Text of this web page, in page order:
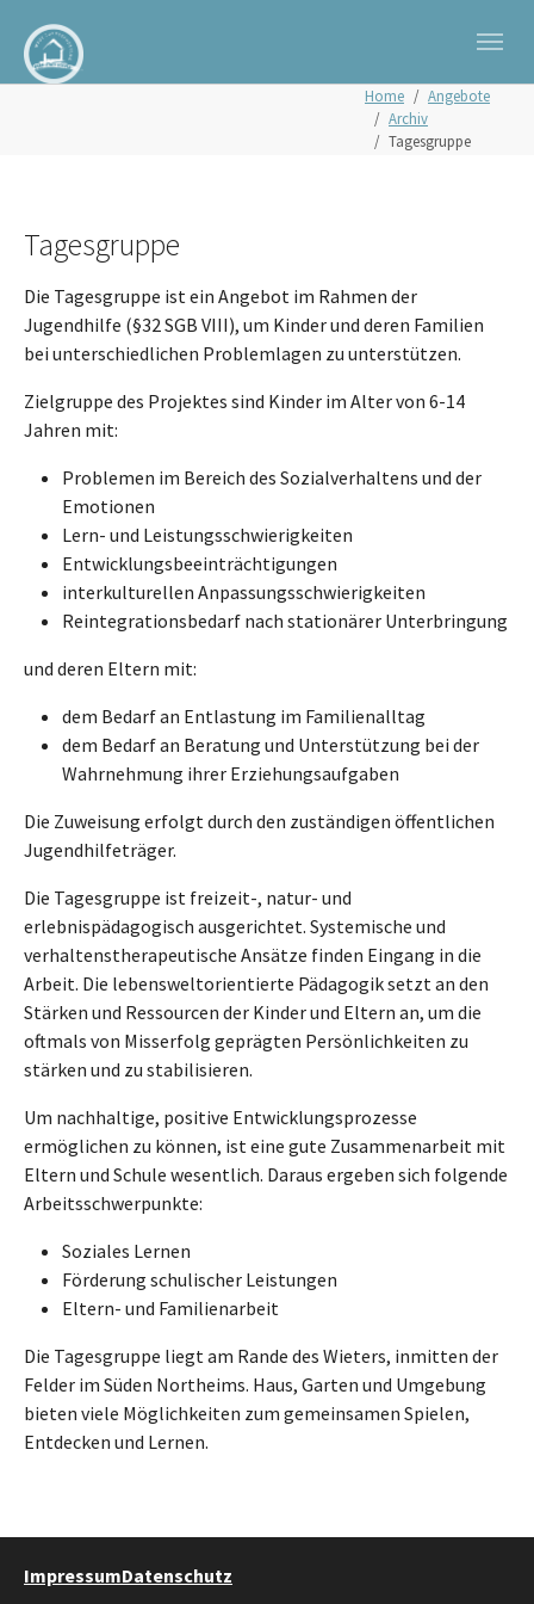
Home
Angebote
Archiv
Tagesgruppe
Tagesgruppe
Die Tagesgruppe ist ein Angebot im Rahmen der
Jugendhilfe (§32 SGB VIII), um Kinder und deren Familien
bei unterschiedlichen Problemlagen zu unterstützen.
Zielgruppe des Projektes sind Kinder im Alter von 6-14
Jahren mit:
Problemen im Bereich des Sozialverhaltens und der
Emotionen
Lern- und Leistungsschwierigkeiten
Entwicklungsbeeinträchtigungen
interkulturellen Anpassungsschwierigkeiten
Reintegrationsbedarf nach stationärer Unterbringung
und deren Eltern mit:
dem Bedarf an Entlastung im Familienalltag
dem Bedarf an Beratung und Unterstützung bei der
Wahrnehmung ihrer Erziehungsaufgaben
Die Zuweisung erfolgt durch den zuständigen öffentlichen
Jugendhilfeträger.
Die Tagesgruppe ist freizeit-, natur- und
erlebnispädagogisch ausgerichtet. Systemische und
verhaltenstherapeutische Ansätze finden Eingang in die
Arbeit. Die lebensweltorientierte Pädagogik setzt an den
Stärken und Ressourcen der Kinder und Eltern an, um die
oftmals von Misserfolg geprägten Persönlichkeiten zu
stärken und zu stabilisieren.
Um nachhaltige, positive Entwicklungsprozesse
ermöglichen zu können, ist eine gute Zusammenarbeit mit
Eltern und Schule wesentlich. Daraus ergeben sich folgende
Arbeitsschwerpunkte:
Soziales Lernen
Förderung schulischer Leistungen
Eltern- und Familienarbeit
Die Tagesgruppe liegt am Rande des Wieters, inmitten der
Felder im Süden Northeims. Haus, Garten und Umgebung
bieten viele Möglichkeiten zum gemeinsamen Spielen,
Entdecken und Lernen.
ImpressumDatenschutz